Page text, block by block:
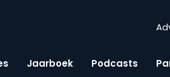
Jaarboek Podcasts